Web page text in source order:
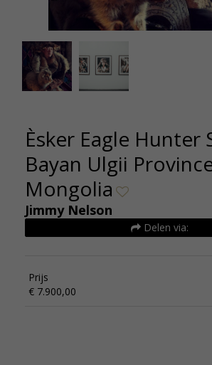
Èsker Eagle Hunter
Bayan Ulgii
Mongolia
Jimmy Nelson
Delen via:
Prijs
€ 7.900,00